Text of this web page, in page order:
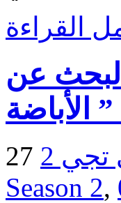
: ” البحث عن
” .
سيتكوم سير حتى تجي 2 - Sir Hta Tji
Season 2,